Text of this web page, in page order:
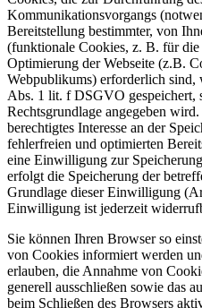
Kommunikationsvorgangs
Bereitstellung bestimmter, von
(funktionale Cookies, z. B. für
Optimierung der Webseite (z.B.
Webpublikums) erforderlich
Abs. 1 lit. f DSGVO gespeichert,
Rechtsgrundlage angegeben
berechtigtes Interesse an der
fehlerfreien und optimierten
eine Einwilligung zur
erfolgt die Speicherung der
Grundlage dieser Einwilligung
Einwilligung ist jederzeit
Sie können Ihren Browser so
von Cookies informiert werden
erlauben, die Annahme von
generell ausschließen sowie das
beim Schließen des Browsers